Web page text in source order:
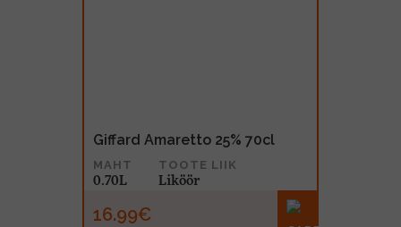
Giffard Amaretto 25% 70cl
MAHT
0.70L
TOOTE LIIK
Liköör
16.99€